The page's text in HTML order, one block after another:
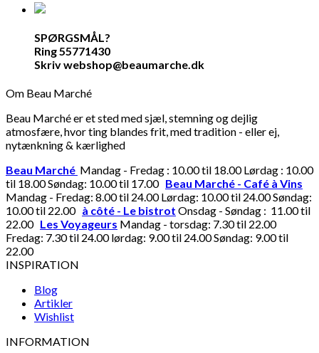
SPØRGSMÅL?
Ring 55771430
Skriv webshop@beaumarche.dk
Om Beau Marché
Beau Marché er et sted med sjæl, stemning og dejlig
atmosfære, hvor ting blandes frit, med tradition - eller ej,
nytænkning & kærlighed
Beau Marché Mandag - Fredag : 10.00 til 18.00 Lørdag : 10.00
til 18.00 Søndag: 10.00 til 17.00 Beau Marché - Café à Vins
Mandag - Fredag: 8.00 til 24.00 Lørdag: 10.00 til 24.00 Søndag:
10.00 til 22.00 à côté - Le bistrot Onsdag - Søndag : 11.00 til
22.00 Les Voyageurs Mandag - torsdag: 7.30 til 22.00
Fredag: 7.30 til 24.00 lørdag: 9.00 til 24.00 Søndag: 9.00 til
22.00
INSPIRATION
Blog
Artikler
Wishlist
INFORMATION